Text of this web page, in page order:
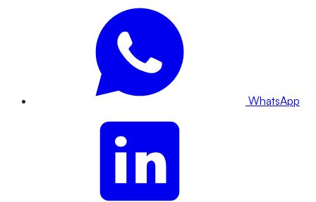
WhatsApp